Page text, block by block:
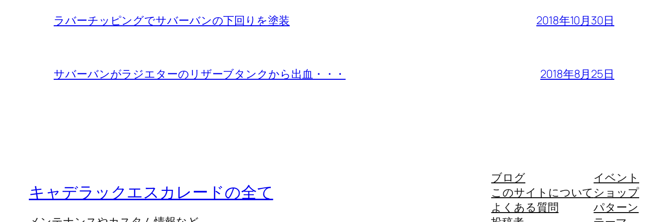
ラバーチッピングでサバーバンの下回りを塗装 2018年10月30日
サバーバンがラジエターのリザーブタンクから出血・・・ 2018年8月25日
キャデラックエスカレードの全て
ブログ
このサイトについて
よくある質問
イベント
ショップ
パターン